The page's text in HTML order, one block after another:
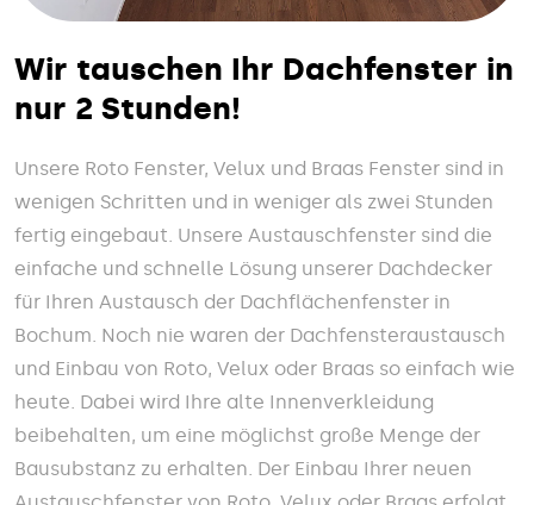
Wir tauschen Ihr Dachfenster in
nur 2 Stunden!
Unsere Roto Fenster, Velux und Braas Fenster sind in
wenigen Schritten und in weniger als zwei Stunden
fertig eingebaut. Unsere Austauschfenster sind die
einfache und schnelle Lösung unserer Dachdecker
für Ihren Austausch der Dachflächenfenster in
Bochum. Noch nie waren der Dachfensteraustausch
und Einbau von Roto, Velux oder Braas so einfach wie
heute. Dabei wird Ihre alte Innenverkleidung
beibehalten, um eine möglichst große Menge der
Bausubstanz zu erhalten. Der Einbau Ihrer neuen